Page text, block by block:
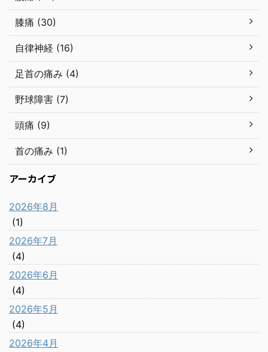
膝痛 (30)
自律神経 (16)
足首の痛み (4)
野球障害 (7)
頭痛 (9)
首の痛み (1)
アーカイブ
2026年8月
(1)
2026年7月
(4)
2026年6月
(4)
2026年5月
(4)
2026年4月